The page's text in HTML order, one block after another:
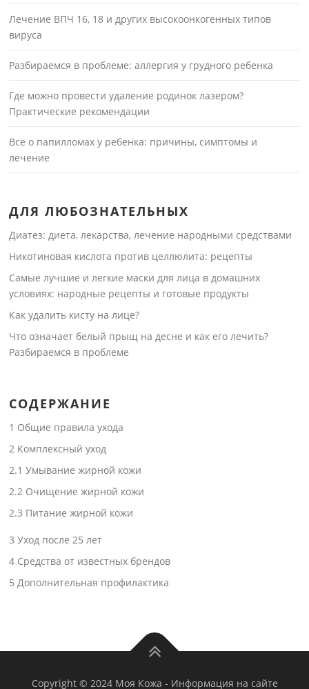
Лечение ВПЧ 16, 18 и других высокоонкогенных типов
вируса
Разбираемся в проблеме: аллергия у грудного ребенка
Где можно провести удаление родинок лазером?
Практические рекомендации
Все о папилломах у ребенка: причины, симптомы и
лечение
ДЛЯ ЛЮБОЗНАТЕЛЬНЫХ
Диатез: диета, лекарства, лечение народными средствами
Никотиновая кислота против целлюлита: рецепты
Самые лучшие и легкие маски для лица в домашних
условиях: народные рецепты и готовые продукты
Как удалить кисту на лице?
Что означает белый прыщ на десне и как его лечить?
Разбираемся в проблеме
СОДЕРЖАНИЕ
1 Общие правила ухода
2 Комплексный уход
2.1 Умывание жирной кожи
2.2 Очищение жирной кожи
2.3 Питание жирной кожи
3 Уход после 25 лет
4 Средства от известных брендов
5 Дополнительная профилактика
Copyright © 2024 Моя Кожа - Информация на сайте